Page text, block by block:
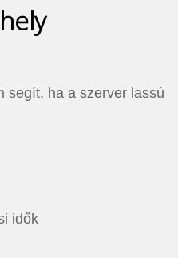
segít, ha a szerver lassú
idők